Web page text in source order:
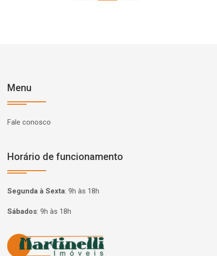
Menu
Fale conosco
Horário de funcionamento
Segunda à Sexta: 9h às 18h
Sábados: 9h às 18h
Página inicial